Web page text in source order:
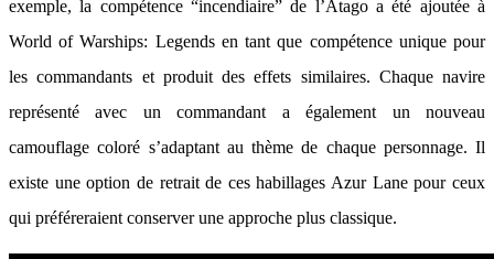
exemple, la compétence “incendiaire” de l’Atago a été ajoutée à
World of Warships: Legends en tant que compétence unique pour
les commandants et produit des effets similaires. Chaque navire
représenté avec un commandant a également un nouveau
camouflage coloré s’adaptant au thème de chaque personnage. Il
existe une option de retrait de ces habillages Azur Lane pour ceux
qui préféreraient conserver une approche plus classique.